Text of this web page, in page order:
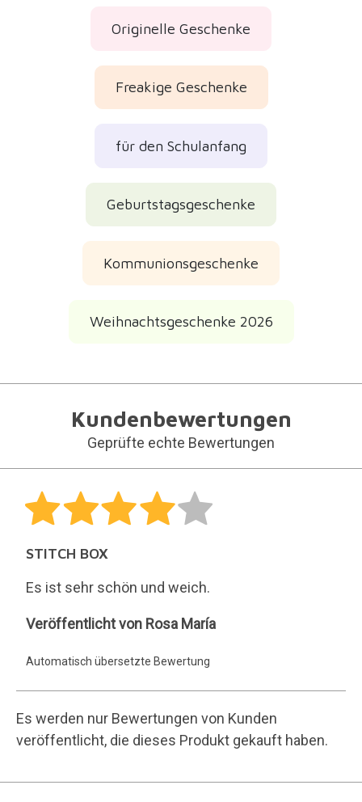
Originelle Geschenke
Freakige Geschenke
für den Schulanfang
Geburtstagsgeschenke
Kommunionsgeschenke
Weihnachtsgeschenke 2026
Kundenbewertungen
Geprüfte echte Bewertungen
STITCH BOX
Es ist sehr schön und weich.
Rosa
Veröffentlicht von Rosa María
Automatisch übersetzte Bewertung
Es werden nur Bewertungen von Kunden
veröffentlicht, die dieses Produkt gekauft haben.